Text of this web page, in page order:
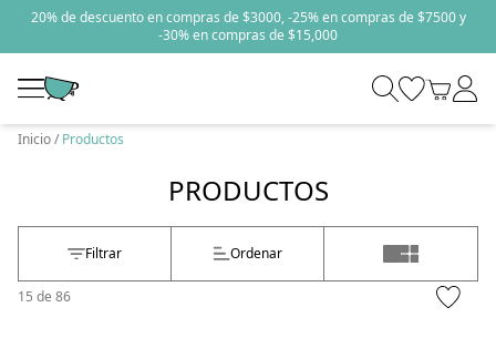
20% de descuento en compras de $3000, -25% en compras de $7500 y
-30% en compras de $15,000
Inicio Productos
PRODUCTOS
Filtrar Ordenar
15 de 86